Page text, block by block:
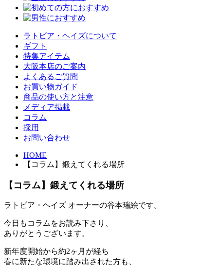
ラトビア・ヘイズについて
ギフト
特集アイテム
大阪本店のご案内
よくあるご質問
お買い物ガイド
商品の使い方と注意
メディア掲載
コラム
採用
お問い合わせ
HOME
【コラム】鍛えてくれる場所
【コラム】鍛えてくれる場所
ラトビア・ヘイズ オーナーの谷本瑞絵です。
今日もコラムをお読み下さり、
ありがとうございます。
新年度開始から約2ヶ月が経ち
春に新たな環境に踏み出された方も、